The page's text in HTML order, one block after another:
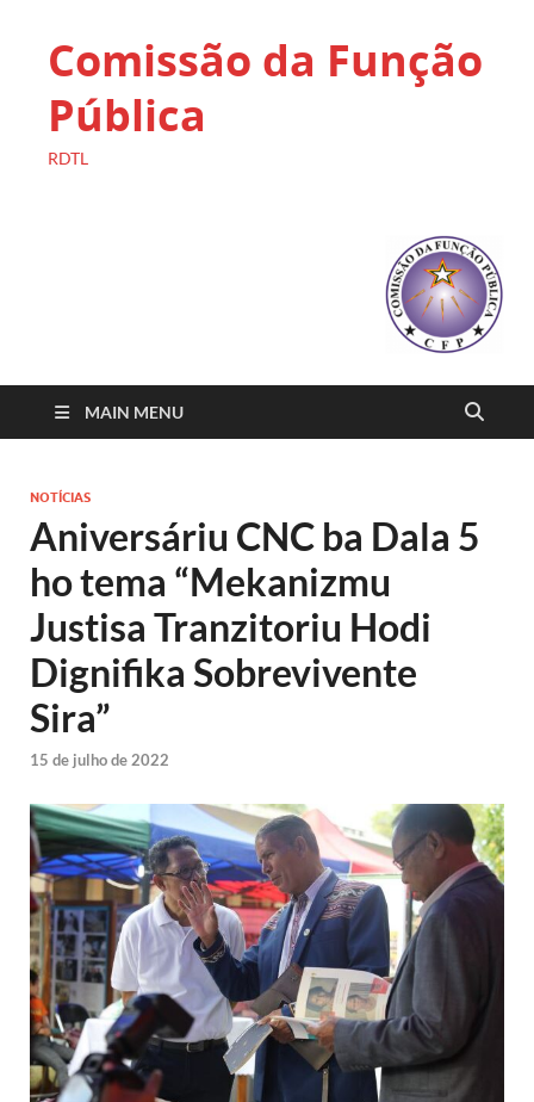
Comissão da Função
Pública
RDTL
MAIN MENU
NOTÍCIAS
Aniversáriu CNC ba Dala 5
ho tema “Mekanizmu
Justisa Tranzitoriu Hodi
Dignifika Sobrevivente
Sira”
15 de julho de 2022